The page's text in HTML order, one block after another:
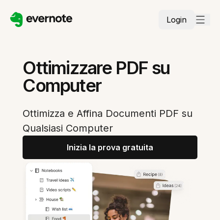
Login
Ottimizzare PDF su
Computer
Ottimizza e Affina Documenti PDF su
Qualsiasi Computer
Inizia la prova gratuita